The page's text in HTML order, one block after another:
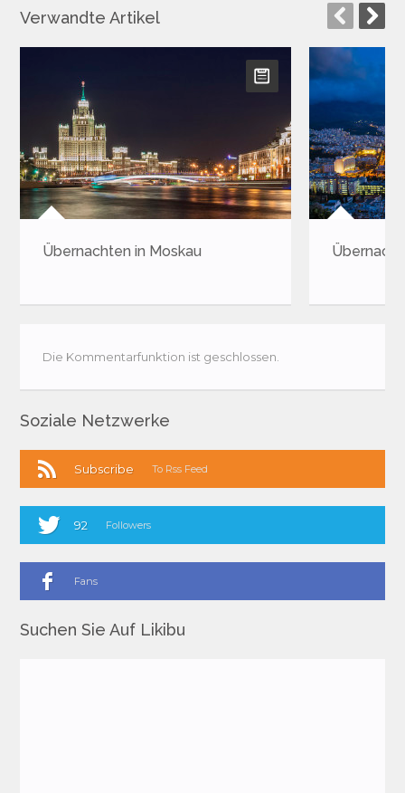
Verwandte Artikel
Übernachten in Athen
Insider-
Die Kommentarfunktion ist geschlossen.
Soziale Netzwerke
Subscribe To Rss Feed
92 Followers
Fans
Suchen Sie Auf Likibu